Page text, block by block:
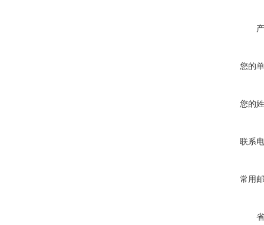
您的
您的
联系
常用